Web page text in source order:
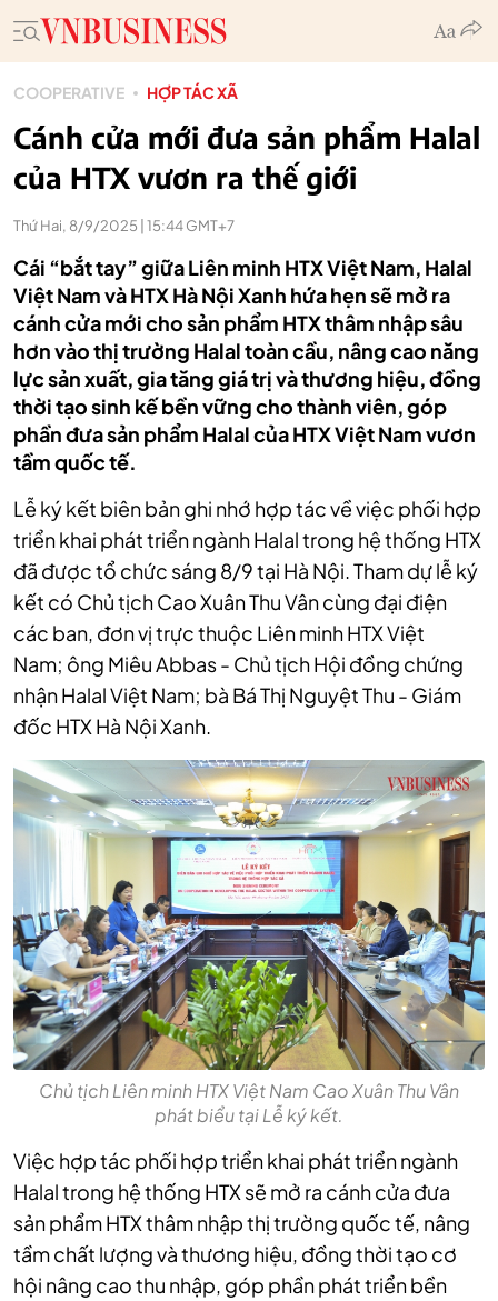
COOPERATIVE HỢP TÁC XÃ
Cánh cửa mới đưa sản phẩm Halal
của HTX vươn ra thế giới
Thứ Hai, 8/9/2025 | 15:44 GMT+7
Cái “bắt tay” giữa Liên minh HTX Việt Nam, Halal
Việt Nam và HTX Hà Nội Xanh hứa hẹn sẽ mở ra
cánh cửa mới cho sản phẩm HTX thâm nhập sâu
hơn vào thị trường Halal toàn cầu, nâng cao năng
lực sản xuất, gia tăng giá trị và thương hiệu, đồng
thời tạo sinh kế bền vững cho thành viên, góp
phần đưa sản phẩm Halal của HTX Việt Nam vươn
tầm quốc tế.
Lễ ký kết biên bản ghi nhớ hợp tác về việc phối hợp
triển khai phát triển ngành Halal trong hệ thống HTX
đã được tổ chức sáng 8/9 tại Hà Nội. Tham dự lễ ký
kết có Chủ tịch Cao Xuân Thu Vâncùng đại điện
các ban, đơn vị trực thuộc Liên minh HTX Việt
Nam; ông Miêu Abbas - Chủ tịch Hội đồng chứng
nhận Halal Việt Nam; bà Bá Thị Nguyệt Thu - Giám
đốc HTX Hà Nội Xanh.
Chủ tịch Liên minh HTX Việt Nam Cao Xuân Thu Vân
phát biểu tại Lễ ký kết.
Việc hợp tác phối hợp triển khai phát triển ngành
Halal trong hệ thống HTX sẽ mở ra cánh cửa đưa
sản phẩm HTX thâm nhập thị trường quốc tế, nâng
tầm chất lượng và thương hiệu, đồng thời tạo cơ
hội nâng cao thu nhập, góp phần phát triển bền